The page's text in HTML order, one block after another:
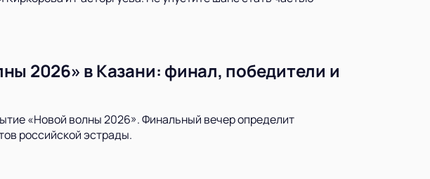
2026» в Казани: финал, победители и
«Новой волны 2026». Финальный вечер определит
российской эстрады.